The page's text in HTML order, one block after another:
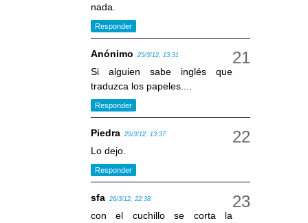
nada.
Responder
Anónimo 25/3/12, 13:31
Si alguien sabe inglés que
traduzca los papeles....
Responder
Piedra 25/3/12, 13:37
Lo dejo.
Responder
sfa 26/3/12, 22:38
con el cuchillo se corta la